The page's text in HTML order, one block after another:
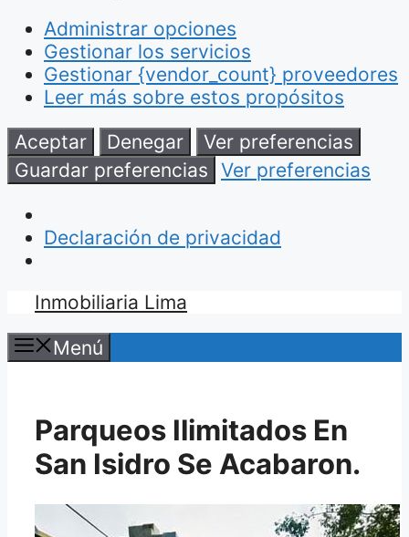
Administrar opciones
Gestionar los servicios
Gestionar {vendor_count} proveedores
Leer más sobre estos propósitos
Aceptar
Denegar
Ver preferencias
Guardar preferencias Ver preferencias
Declaración de privacidad
Saltar
contenido
Inmobiliaria Lima
Menú
Parqueos Ilimitados En
San Isidro Se Acabaron.